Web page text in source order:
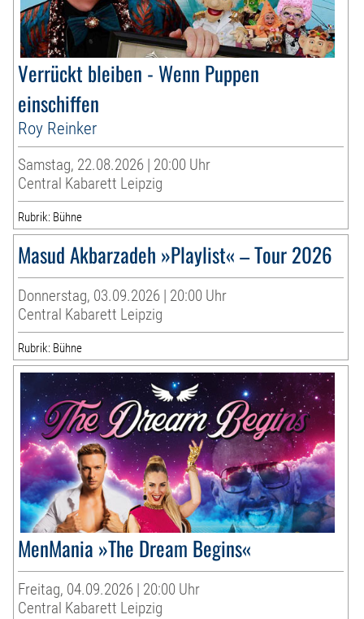
Verrückt bleiben - Wenn Puppen
einschiffen
Roy Reinker
Samstag, 22.08.2026 | 20:00 Uhr
Central Kabarett Leipzig
Rubrik: Bühne
Masud Akbarzadeh »Playlist« – Tour 2026
Donnerstag, 03.09.2026 | 20:00 Uhr
Central Kabarett Leipzig
Rubrik: Bühne
MenMania »The Dream Begins«
Freitag, 04.09.2026 | 20:00 Uhr
Central Kabarett Leipzig